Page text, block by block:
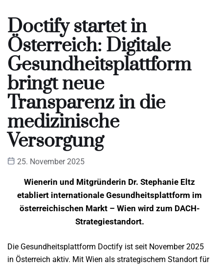
Doctify startet in
Österreich: Digitale
Gesundheitsplattform
bringt neue
Transparenz in die
medizinische
Versorgung
25. November 2025
Wienerin und Mitgründerin Dr. Stephanie Eltz
etabliert internationale Gesundheitsplattform im
österreichischen Markt – Wien wird zum DACH-
Strategiestandort.
Die Gesundheitsplattform Doctify ist seit November 2025
in Österreich aktiv. Mit Wien als strategischem Standort für